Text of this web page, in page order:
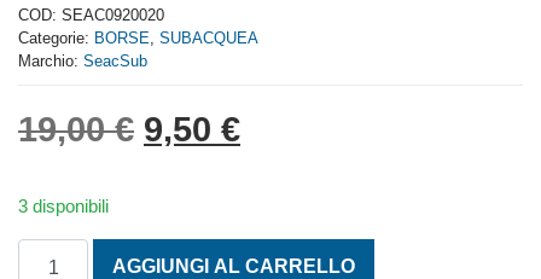
out
of
5
COD: SEAC0920020
Categorie: BORSE, SUBACQUEA
Marchio: SeacSub
19,00€ Il prezzo originale era:
9,50 €Il prezzo attuale
3 disponibili
AGGIUNGI AL CARRELLO